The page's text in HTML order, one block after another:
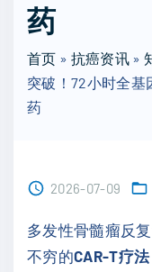
药
首页 » 抗癌资讯»
突破！72小时全基
药
2026-07-09
多发性骨髓瘤反
不穷的CAR-T疗